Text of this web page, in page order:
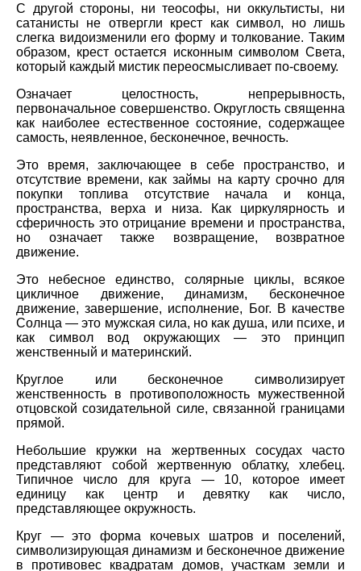
С другой стороны, ни теософы, ни оккультисты, ни
сатанисты не отвергли крест как символ, но лишь
слегка видоизменили его форму и толкование. Таким
образом, крест остается исконным символом Света,
который каждый мистик переосмысливает по-своему.
Означает целостность, непрерывность,
первоначальное совершенство. Округлость священна
как наиболее естественное состояние, содержащее
самость, неявленное, бесконечное, вечность.
Это время, заключающее в себе пространство, и
отсутствие времени, как займы на карту срочно для
покупки топлива отсутствие начала и конца,
пространства, верха и низа. Как циркулярность и
сферичность это отрицание времени и пространства,
но означает также возвращение, возвратное
движение.
Это небесное единство, солярные циклы, всякое
цикличное движение, динамизм, бесконечное
движение, завершение, исполнение, Бог. В качестве
Солнца — это мужская сила, но как душа, или психе, и
как символ вод окружающих — это принцип
женственный и материнский.
Круглое или бесконечное символизирует
женственность в противоположность мужественной
отцовской созидательной силе, связанной границами
прямой.
Небольшие кружки на жертвенных сосудах часто
представляют собой жертвенную облатку, хлебец.
Типичное число для круга — 10, которое имеет
единицу как центр и девятку как число,
представляющее окружность.
Круг — это форма кочевых шатров и поселений,
символизирующая динамизм и бесконечное движение
в противовес квадратам домов, участкам земли и